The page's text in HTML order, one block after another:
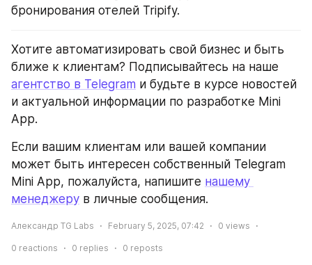
бронирования отелей Tripify.
Хотите автоматизировать свой бизнес и быть
агентство в Telegram и будьте в курсе новостей
и актуальной информации по разработке Mini
App.
Если вашим клиентам или вашей компании
может быть интересен собственный Telegram
Mini App, пожалуйста, напишите нашему
менеджеру в личные сообщения.
Александр TG Labs February 5, 2025, 07:42 0 views
0 reactions 0 replies 0 reposts